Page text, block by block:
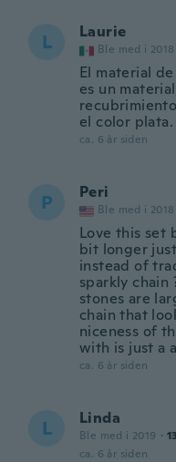
L Laurie
Ble med i 2018
El material
es un
el color plata.
ca. 6 år siden
P Peri
Ble med i 2018
Love this set
bit longer
instead of
sparkly
stones are
chain that
niceness of
with is just a
ca. 6 år siden
L Linda
Ble med i 2019 ·
ca. 6 år siden